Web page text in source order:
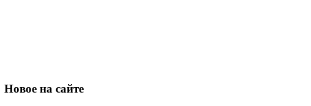
Новое на сайте